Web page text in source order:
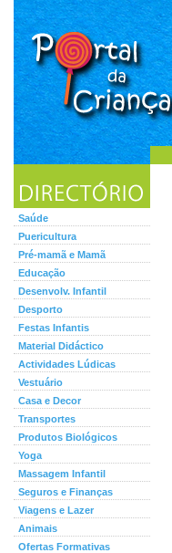
Saúde
Puericultura
Pré-mamã e Mamã
Educação
Desenvolv. Infantil
Desporto
Festas Infantis
Material Didáctico
Actividades Lúdicas
Vestuário
Casa e Decor
Transportes
Produtos Biológicos
Yoga
Massagem Infantil
Seguros e Finanças
Viagens e Lazer
Animais
Ofertas Formativas